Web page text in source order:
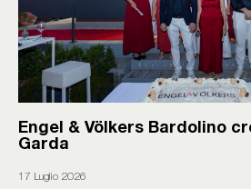
Engel & Völkers Bardolino
Garda
17 Luglio 2026